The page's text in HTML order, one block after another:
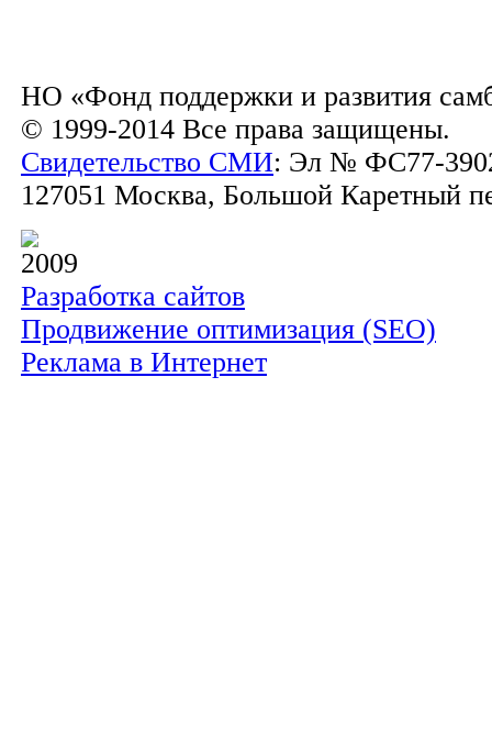
НО «Фонд поддержки и развития
© 1999-2014 Все права защищены.
Свидетельство СМИ: Эл № ФС77-
127051 Москва, Большой Каретный
2009
Разработка сайтов
Продвижение оптимизация (SEO)
Реклама в Интернет